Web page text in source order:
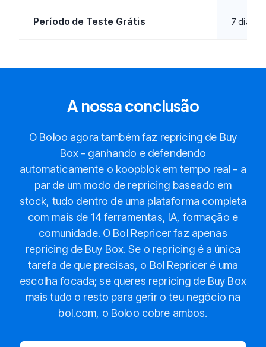
Período de Teste Grátis 7 dias
A nossa conclusão
O Boloo agora também faz repricing de Buy
Box - ganhando e defendendo
automaticamente o koopblok em tempo real - a
par de um modo de repricing baseado em
stock, tudo dentro de uma plataforma completa
com mais de 14 ferramentas, IA, formação e
comunidade. O Bol Repricer faz apenas
repricing de Buy Box. Se o repricing é a única
tarefa de que precisas, o Bol Repricer é uma
escolha focada; se queres repricing de Buy Box
mais tudo o resto para gerir o teu negócio na
bol.com, o Boloo cobre ambos.